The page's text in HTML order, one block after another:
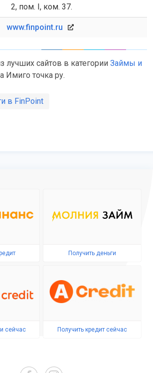
2, пом. I, ком. 37.
www.finpoint.ru
лучших сайтов в категории Займы и
Имиго точка ру.
в FinPoint
Получить деньги
сейчас Получить кредит сейчас